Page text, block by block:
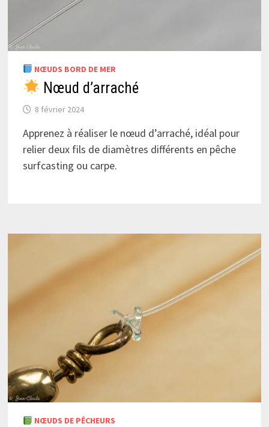
NŒUDS BORD DE MER
Nœud d’arraché
8 février 2024
Apprenez à réaliser le nœud d’arraché, idéal pour
relier deux fils de diamètres différents en pêche
surfcasting ou carpe.
NŒUDS DE PÊCHEURS